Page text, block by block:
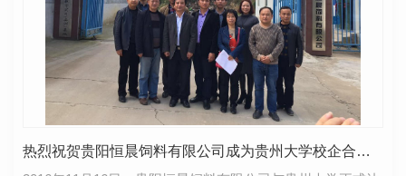
热烈祝贺贵阳恒晨饲料有限公司成为贵州大学校企合作单位